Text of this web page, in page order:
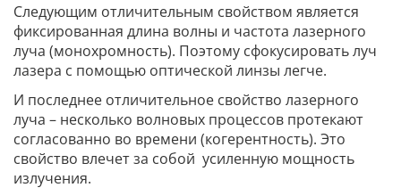
Следующим отличительным свойством является
фиксированная длина волны и частота лазерного
луча (монохромность). Поэтому сфокусировать луч
лазера с помощью оптической линзы легче.
И последнее отличительное свойство лазерного
луча – несколько волновых процессов протекают
согласованно во времени (когерентность). Это
свойство влечет за собой усиленную мощность
излучения.